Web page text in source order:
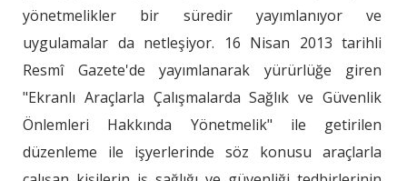
yönetmelikler bir süredir yayımlanıyor ve
uygulamalar da netleşiyor. 16 Nisan 2013 tarihli
Resmî Gazete'de yayımlanarak yürürlüğe giren
"Ekranlı Araçlarla Çalışmalarda Sağlık ve Güvenlik
Önlemleri Hakkında Yönetmelik" ile getirilen
düzenleme ile işyerlerinde söz konusu araçlarla